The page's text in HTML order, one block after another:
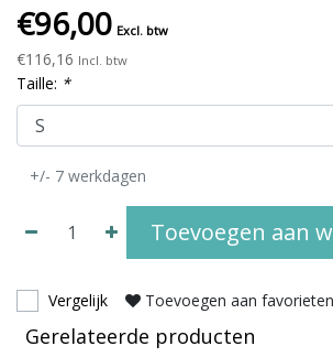
€96,00 Excl. btw
€116,16 Incl. btw
Taille: *
+/- 7 werkdagen
Toevoegen aan
Vergelijk Toevoegen aan favorieten
Gerelateerde producten